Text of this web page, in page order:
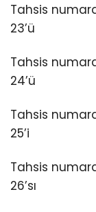
Tahsis
23’ü
Tahsis
24’ü
Tahsis
25’i
Tahsis
26’sı